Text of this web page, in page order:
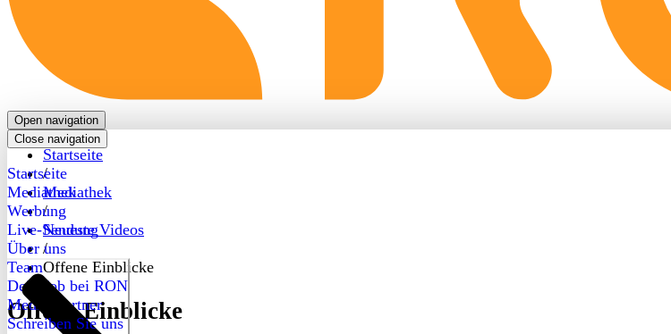
Open navigation
Close navigation
Startseite
Mediathek
Werbung
Live-Sendung
Über uns
Team
Dein Job bei RON
Medienpartner
Schreiben Sie uns
Startseite
/
Mediathek
/
Neueste Videos
/
Offene Einblicke
Offene Einblicke